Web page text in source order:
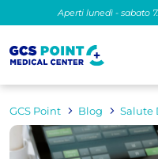
Aperti lunedì - sabato
GCS Point Blog Salute